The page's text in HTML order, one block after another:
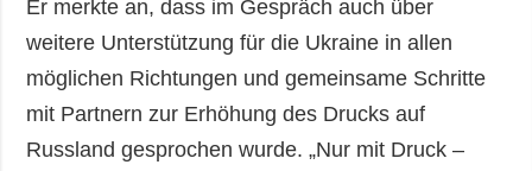
Er merkte an, dass im Gespräch auch über
weitere Unterstützung für die Ukraine in allen
möglichen Richtungen und gemeinsame Schritte
mit Partnern zur Erhöhung des Drucks auf
Russland gesprochen wurde. „Nur mit Druck –